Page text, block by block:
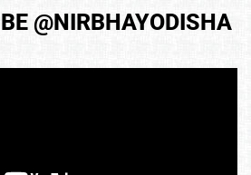
@NIRBHAYODISHA